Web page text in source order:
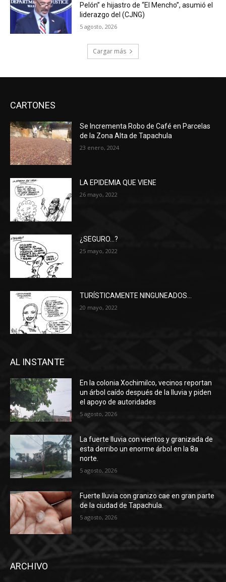
Pelón” e hijastro de “El Mencho”, asumió el
liderazgo del (CJNG)
5 agosto, 2026
Cargar más
CARTONES
Se Incrementa Robo de Café en Parcelas
de la Zona Alta de Tapachula
23 enero, 2024
LA EPIDEMIA QUE VIENE
26 mayo, 2022
¿SEGURO…?
25 mayo, 2022
TURÍSTICAMENTE NINGUNEADOS…
20 mayo, 2022
AL INSTANTE
En la colonia Xochimilco, vecinos reportan
un árbol caído después de la lluvia y piden
el apoyo de autoridades
5 agosto, 2026
La fuerte lluvia con vientos y granizada de
esta derribo un enorme árbol en la 8a
norte.
5 agosto, 2026
Fuerte lluvia con granizo cae en gran parte
de la ciudad de Tapachula.
5 agosto, 2026
ARCHIVO